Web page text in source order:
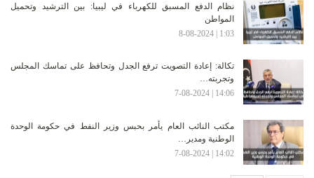
نظام الدفع المسبق للكهرباء في ليبيا: بين الترشيد وتحميل
المواطن
1:03 | 8-08-2024
تكالة: إعادة التصويت ترفع الجدل وتحافظ على تماسك المجلس
وتجربته…
14:06 | 7-08-2024
مكتب النائب العام يأمر بحبس وزير النفط في حكومة الوحدة
الوطنية ومدير…
14:02 | 7-08-2024